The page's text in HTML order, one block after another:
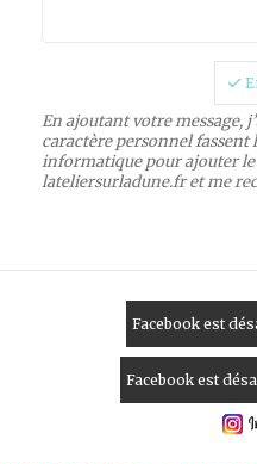
En ajoutant votre message,
caractère personnel
informatique pour ajouter le
lateliersurladune.fr et me
Facebook est
Facebook est